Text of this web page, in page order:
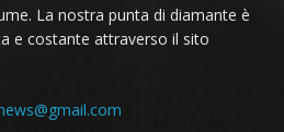
La nostra punta di diamante è
e costante attraverso il sito